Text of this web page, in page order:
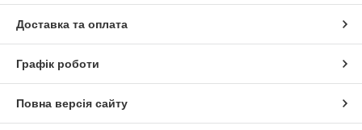
Доставка та оплата
Графік роботи
Повна версія сайту